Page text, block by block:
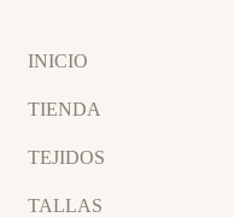
INICIO
TIENDA
TEJIDOS
TALLAS